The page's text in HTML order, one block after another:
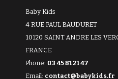
Baby Kids
4 RUE PAUL BAUDURET
10120 SAINT ANDRE LES
FRANCE
Phone: 03 45 81 21 47
Email: contact@babykids.fr